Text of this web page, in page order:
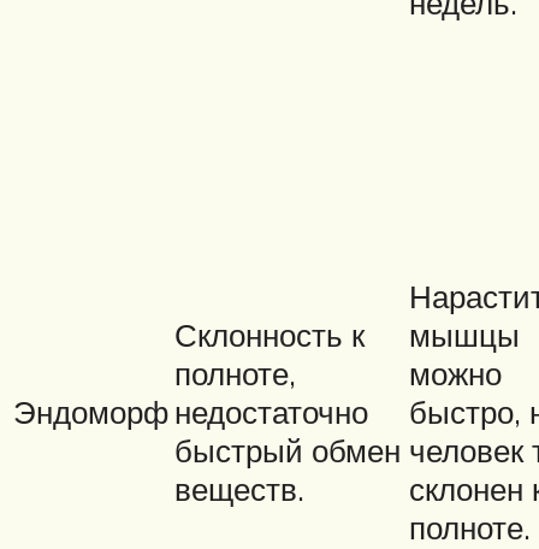
Эндоморф
Склонность к
полноте,
недостаточно
быстрый обмен
веществ.
мышцы
можно
быстро,
человек
склонен
полноте.